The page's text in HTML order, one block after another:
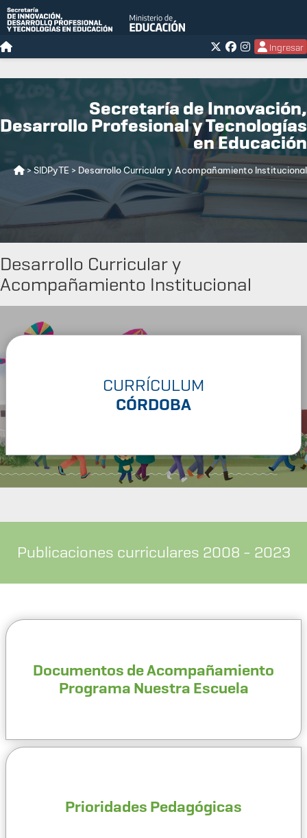
Ingresar
Secretaría de Innovación,
Desarrollo Profesional y Tecnologías
en Educación
> SIDPyTE > Desarrollo Curricular y Acompañamiento Institucional
Desarrollo Curricular y
Acompañamiento Institucional
CURRÍCULUM
CÓRDOBA
Publicaciones curriculares 2008 - 2023
Documentos de Acompañamiento
Programa Nuestra Escuela
Prioridades Pedagógicas